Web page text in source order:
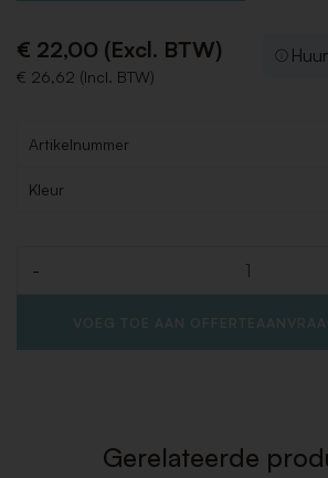
€ 22,00 (Excl. BTW)
€ 26,62 (Incl. BTW)
Artikelnummer
Kleur
-
VOEG TOE AAN
Gerelateerde